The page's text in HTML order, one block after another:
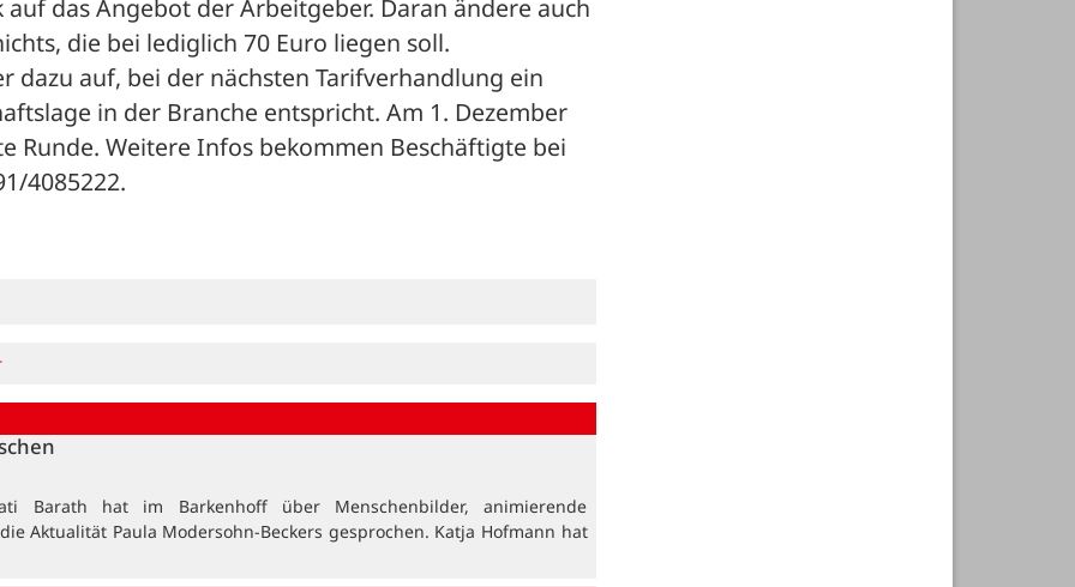
das Angebot der Arbeitgeber. Daran ändere auch
die bei lediglich 70 Euro liegen soll.
dazu auf, bei der nächsten Tarifverhandlung ein
in der Branche entspricht. Am 1. Dezember
Runde. Weitere Infos bekommen Beschäftigte bei
4085222.
Barath hat im Barkenhoff über Menschenbilder, animierende
Aktualität Paula Modersohn-Beckers gesprochen. Katja Hofmann hat